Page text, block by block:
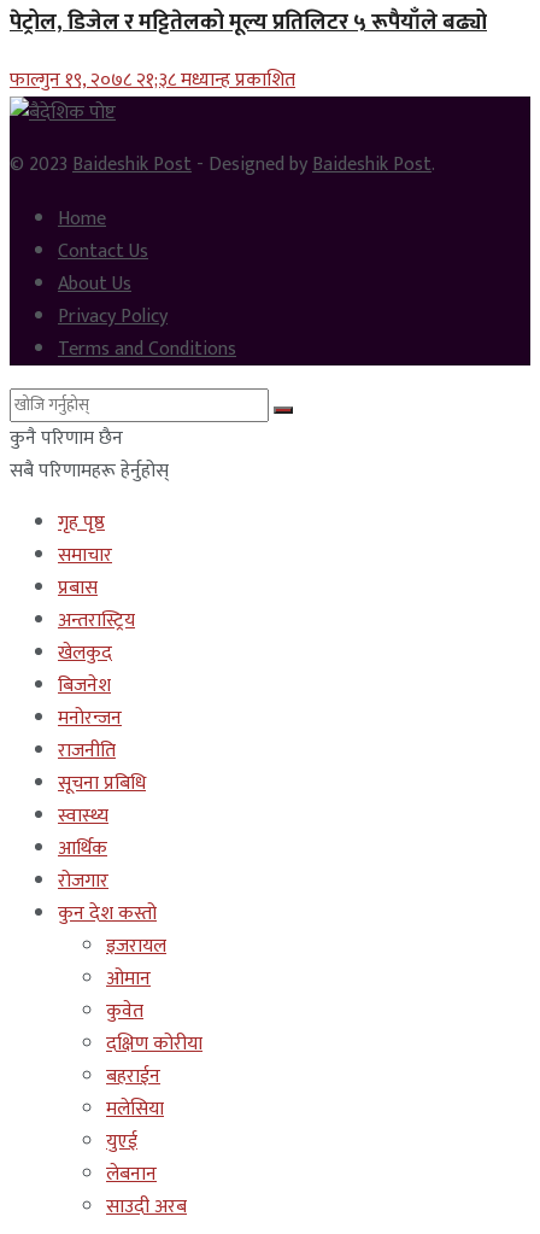
पेट्रोल, डिजेल र मट्टितेलको मूल्य प्रतिलिटर ५ रूपैयाँले बढ्यो
फाल्गुन १९, २०७८ २१;३८ मध्यान्ह प्रकाशित
© 2023Baideshik Post- Designed byBaideshik Post.
Home
Contact Us
About Us
Privacy Policy
Terms and Conditions
कुनै परिणाम छैन
सबै परिणामहरू हेर्नुहोस्
गृह पृष्ठ
समाचार
प्रबास
अन्तरास्ट्रिय
खेलकुद
बिजनेश
मनोरन्जन
राजनीति
सूचना प्रबिधि
स्वास्थ्य
आर्थिक
रोजगार
कुन देश कस्तो
इजरायल
ओमान
कुवेत
दक्षिण कोरीया
बहराईन
मलेसिया
युएई
लेबनान
साउदी अरब